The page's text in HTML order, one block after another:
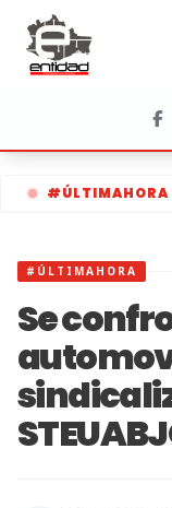
#ÚLTIMAHORA
#ÚLTIMAHORA
Se